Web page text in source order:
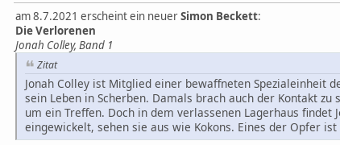
am 8.7.2021 erscheint ein neuerSimon Beckett:
Die Verlorenen
Jonah Colley, Band 1
Zitat
Jonah Colley ist Mitglied einer bewaffneten Spezialeinheit
sein Leben in Scherben. Damals brach auch der Kontakt
um ein Treffen. Doch in dem verlassenen Lagerhaus
eingewickelt, sehen sie aus wie Kokons. Eines der Opfer